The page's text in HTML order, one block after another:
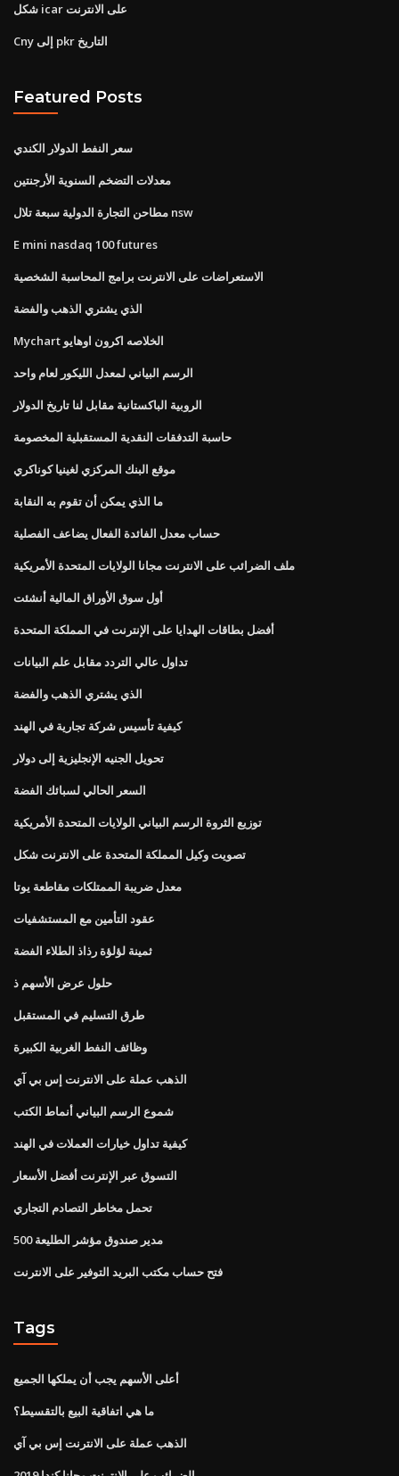
شكل icar على الانترنت
Cny إلى pkr التاريخ
Featured Posts
سعر النفط الدولار الكندي
معدلات التضخم السنوية الأرجنتين
مطاحن التجارة الدولية سبعة تلال nsw
E mini nasdaq 100 futures
الاستعراضات على الانترنت برامج المحاسبة الشخصية
الذي يشتري الذهب والفضة
Mychart الخلاصه اكرون اوهايو
الرسم البياني لمعدل الليكور لعام واحد
الروبية الباكستانية مقابل لنا تاريخ الدولار
حاسبة التدفقات النقدية المستقبلية المخصومة
موقع البنك المركزي لغينيا كوناكري
ما الذي يمكن أن تقوم به النقابة
حساب معدل الفائدة الفعال يضاعف الفصلية
ملف الضرائب على الانترنت مجانا الولايات المتحدة الأمريكية
أول سوق الأوراق المالية أنشئت
أفضل بطاقات الهدايا على الإنترنت في المملكة المتحدة
تداول عالي التردد مقابل علم البيانات
الذي يشتري الذهب والفضة
كيفية تأسيس شركة تجارية في الهند
تحويل الجنيه الإنجليزية إلى دولار
السعر الحالي لسبائك الفضة
توزيع الثروة الرسم البياني الولايات المتحدة الأمريكية
تصويت وكيل المملكة المتحدة على الانترنت شكل
معدل ضريبة الممتلكات مقاطعة يوتا
عقود التأمين مع المستشفيات
ثمينة لؤلؤة رذاذ الطلاء الفضة
حلول عرض الأسهم ذ
طرق التسليم في المستقبل
وظائف النفط الغربية الكبيرة
الذهب عملة على الانترنت إس بي آي
شموع الرسم البياني أنماط الكتب
كيفية تداول خيارات العملات في الهند
التسوق عبر الإنترنت أفضل الأسعار
تحمل مخاطر التصادم التجاري
مدير صندوق مؤشر الطليعة 500
فتح حساب مكتب البريد التوفير على الانترنت
Tags
أعلى الأسهم يجب أن يملكها الجميع
ما هي اتفاقية البيع بالتقسيط؟
الذهب عملة على الانترنت إس بي آي